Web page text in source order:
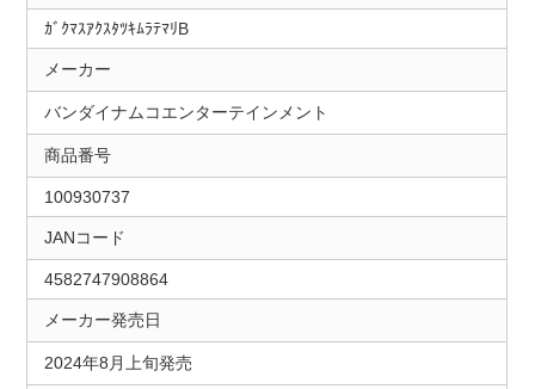
ｶﾞｸﾏｽｱｸｽﾀﾂｷﾑﾗﾃﾏﾘB
メーカー
バンダイナムコエンターテインメント
商品番号
100930737
JANコード
4582747908864
メーカー発売日
2024年8月上旬発売